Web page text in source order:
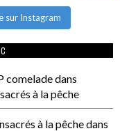
sur Instagram
comeladedans
à la pêche
à la pêchedans